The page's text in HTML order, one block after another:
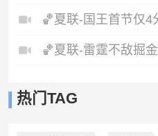
热门TAG